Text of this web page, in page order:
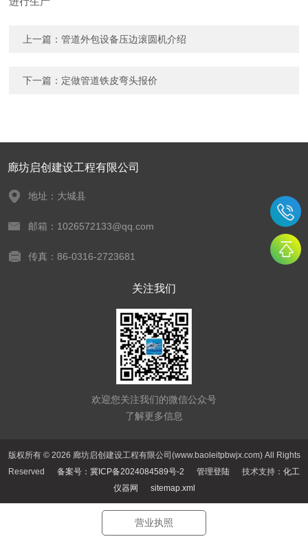
上一篇：管道外包设备压边滚圆机介绍
下一篇： 定做管道铁皮弯头报价
廊坊启创建设工程有限公司
地址：大城县
邮箱：1026572133@qq.com
传真：86-0316-2723681
关注我们
欢迎您关注我们的微信公众号
了解更多信息
版权所有 © 2026 廊坊启创建设工程有限公司(www.baoleitpbwjx.com) All Rights
Reserved 备案号：冀ICP备2024084589号-2 管理登陆 技术支持： 化工
仪器网
sitemap.xml
营业执照